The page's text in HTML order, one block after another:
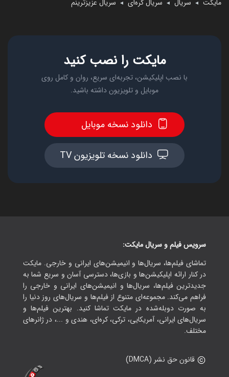
مایکت ◄ سریال ◄ سریال کره‌ای ◄ سریال عزیزترینم
مایکت را نصب کنید
با نصب اپلیکیشن، تجربه‌ای سریع، روان و کامل روی
موبایل و تلویزیون داشته باشید.
دانلود نسخه موبایل
دانلود نسخه تلویزیون TV
سرویس فیلم و سریال مایکت:
تماشای فیلم‌ها، سریال‌ها و انیمیشن‌های ایرانی و خارجی. مایکت
در کنار ارائه اپلیکیشن‌ها و بازی‌ها، دسترسی آسان و سریع شما به
جدیدترین فیلم‌ها، سریال‌ها و انیمیشن‌های ایرانی و خارجی را
فراهم می‌کند. مجموعه‌ای متنوع از فیلم‌ها و سریال‌های روز دنیا را
به صورت دوبله‌شده در مایکت تماشا کنید. بهترین فیلم‌ها و
سریال‌های ایرانی، آمریکایی، ترکی، کره‌ای، هندی و ...، در ژانرهای
مختلف.
قانون حق نشر (DMCA)